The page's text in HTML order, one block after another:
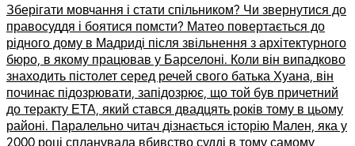
Зберігати мовчання і стати спільником? Чи звернутися до
правосуддя і боятися помсти? Матео повертається до
рідного дому в Мадриді після звільнення з архітектурного
бюро, в якому працював у Барселоні. Коли він випадково
знаходить пістолет серед речей свого батька Хуана, він
починає підозрювати, запідозрює, що той був причетний
до теракту ЕТА, який стався двадцять років тому в цьому
районі. Паралельно читач дізнається історію Мален, яка у
2000 році спланувала вбивство судді в тому самому